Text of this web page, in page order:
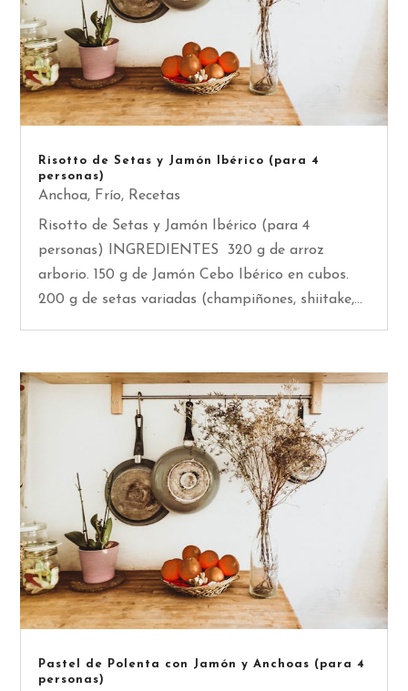
Risotto de Setas y Jamón Ibérico (para 4
personas)
Anchoa, Frío, Recetas
Risotto de Setas y Jamón Ibérico (para 4
personas) INGREDIENTES 320 g de arroz
arborio. 150 g de Jamón Cebo Ibérico en cubos.
200 g de setas variadas (champiñones, shiitake,...
Pastel de Polenta con Jamón y Anchoas (para 4
personas)